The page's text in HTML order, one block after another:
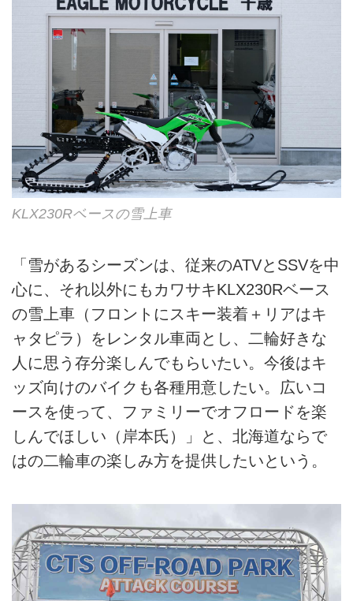
KLX230Rベースの雪上車
「雪があるシーズンは、従来のATVとSSVを中
心に、それ以外にもカワサキKLX230Rベース
の雪上車（フロントにスキー装着＋リアはキ
ャタピラ）をレンタル車両とし、二輪好きな
人に思う存分楽しんでもらいたい。今後はキ
ッズ向けのバイクも各種用意したい。広いコ
ースを使って、ファミリーでオフロードを楽
しんでほしい（岸本氏）」と、北海道ならで
はの二輪車の楽しみ方を提供したいという。